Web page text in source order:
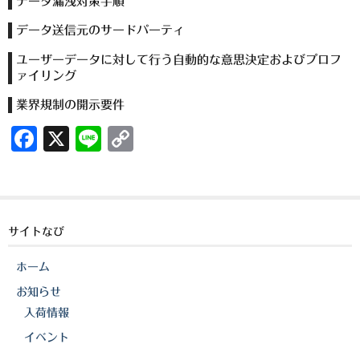
データ送信元のサードパーティ
ユーザーデータに対して行う自動的な意思決定およびプロフ
ァイリング
業界規制の開示要件
F
b
o
o
k
X
Li
サイトなび
ホーム
お知らせ
入荷情報
イベント